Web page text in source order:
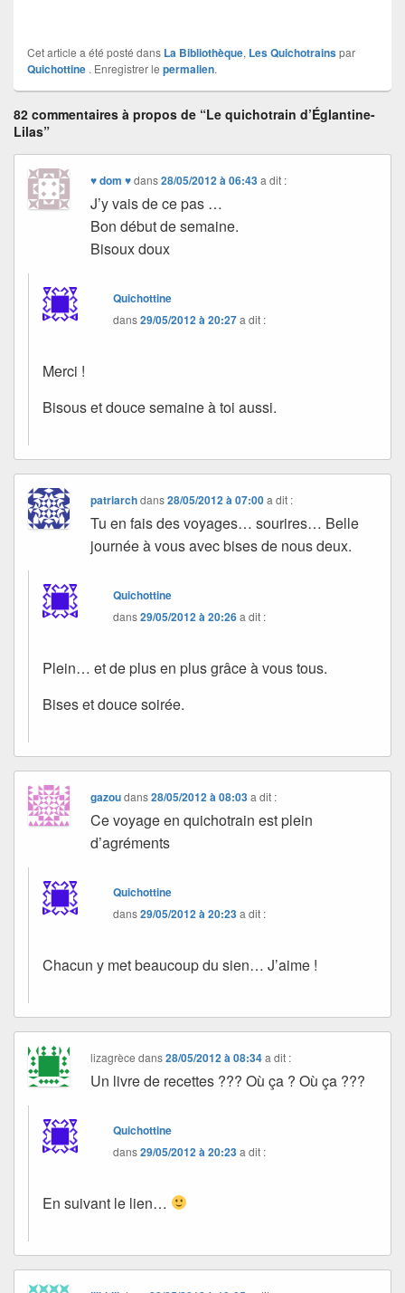
Cet article a été posté dans La Bibliothèque, Les Quichotrainspar
Quichottine . Enregistrer le permalien.
82 commentaires à propos de “Le quichotrain d’Églantine-
Lilas”
♥ dom ♥dans28/05/2012 à 06:43 a dit :
J’y vais de ce pas …
Bon début de semaine.
Bisoux doux
Quichottine
dans29/05/2012 à 20:27a dit :
Merci !
Bisous et douce semaine à toi aussi.
patriarchdans28/05/2012 à 07:00 a dit :
Tu en fais des voyages… sourires… Belle
journée à vous avec bises de nous deux.
Quichottine
dans29/05/2012 à 20:26a dit :
Plein… et de plus en plus grâce à vous tous.
Bises et douce soirée.
gazoudans28/05/2012 à 08:03 a dit :
Ce voyage en quichotrain est plein
d’agréments
Quichottine
dans29/05/2012 à 20:23a dit :
Chacun y met beaucoup du sien… J’aime !
lizagrèce dans28/05/2012 à 08:34 a dit :
Un livre de recettes ??? Où ça ? Où ça ???
Quichottine
dans29/05/2012 à 20:23a dit :
En suivant le lien…